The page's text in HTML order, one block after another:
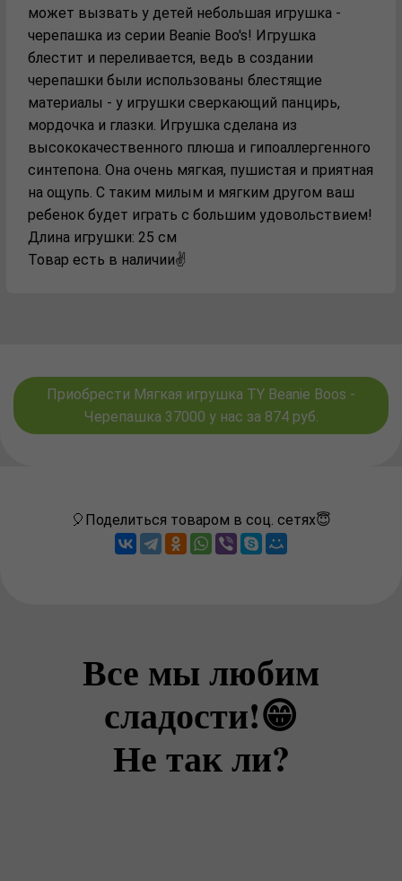
может вызвать у детей небольшая игрушка -
черепашка из серии Beanie Boo's! Игрушка
блестит и переливается, ведь в создании
черепашки были использованы блестящие
материалы - у игрушки сверкающий панцирь,
мордочка и глазки. Игрушка сделана из
высококачественного плюша и гипоаллергенного
синтепона. Она очень мягкая, пушистая и приятная
на ощупь. С таким милым и мягким другом ваш
ребенок будет играть с большим удовольствием!
Длина игрушки: 25 см
Товар есть в наличии✌️
Приобрести Мягкая игрушка TY Beanie Boos -
Черепашка 37000 у нас за 874 руб.
🎈Поделиться товаром в соц. сетях😇
Все мы любим
сладости!😁
Не так ли?